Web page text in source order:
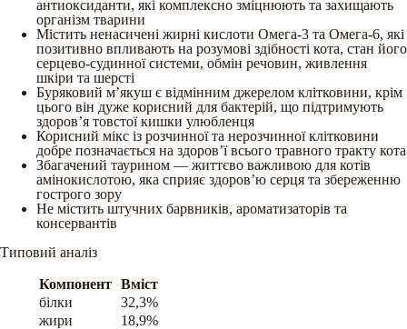
антиоксиданти, які комплексно зміцнюють та захищають
організм тварини
Містить ненасичені жирні кислоти Омега-3 та Омега-6, які
позитивно впливають на розумові здібності кота, стан його
серцево-судинної системи, обмін речовин, живлення
шкіри та шерсті
Буряковий м’якуш є відмінним джерелом клітковини, крім
цього він дуже корисний для бактерій, що підтримують
здоров’я товстої кишки улюбленця
Корисний мікс із розчинної та нерозчинної клітковини
добре позначається на здоров’ї всього травного тракту кота
Збагачений таурином — життєво важливою для котів
амінокислотою, яка сприяє здоров’ю серця та збереженню
гострого зору
Не містить штучних барвників, ароматизаторів та
консервантів
Типовий аналіз
Компонент Вміст
білки
32,3%
жири
18,9%